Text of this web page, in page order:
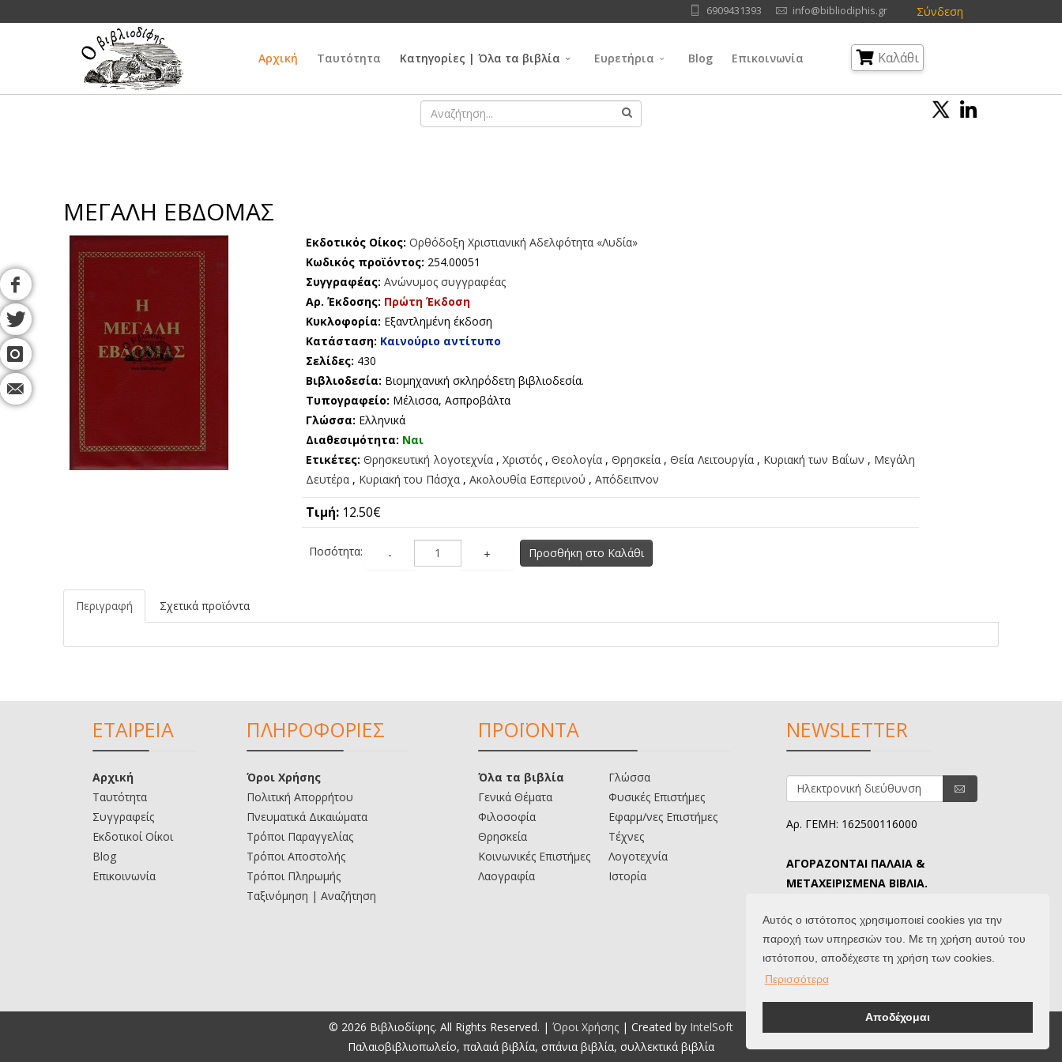
Αυτός ο ιστότοπος χρησιμοποιεί cookies για την
παροχή των υπηρεσιών του. Με τη χρήση αυτού του
ιστότοπου, αποδέχεστε τη χρήση των cookies.
Περισσότερα
Αποδέχομαι
Σύνδεση
6909431393 info@bibliodiphis.gr
Αρχική Ταυτότητα Κατηγορίες | Όλα τα βιβλία Ευρετήρια Blog Επικοινωνία Καλάθι
ΜΕΓΑΛΗ ΕΒΔΟΜΑΣ
Εκδοτικός Οίκος: Ορθόδοξη Χριστιανική Αδελφότητα «Λυδία»
Κωδικός προϊόντος: 254.00051
Συγγραφέας:Ανώνυμος συγγραφέας
Αρ. Έκδοσης: Πρώτη Έκδοση
Κυκλοφορία: Εξαντλημένη έκδοση
Κατάσταση: Καινούριο αντίτυπο
Σελίδες: 430
Βιβλιοδεσία: Βιομηχανική σκληρόδετη βιβλιοδεσία.
Τυπογραφείο: Μέλισσα, Ασπροβάλτα
Γλώσσα: Ελληνικά
Διαθεσιμότητα: Ναι
Ετικέτες: Θρησκευτική λογοτεχνία, Χριστός, Θεολογία ,Θρησκεία ,Θεία Λειτουργία, Κυριακή των Βαΐων , Μεγάλη
Δευτέρα , Κυριακή του Πάσχα ,Ακολουθία Εσπερινού ,Απόδειπνον
Τιμή: 12.50€
Ποσότητα: - + Προσθήκη στο Καλάθι
Περιγραφή Σχετικά προϊόντα
ΕΤΑΙΡΕΙΑ
Αρχική
Ταυτότητα
Συγγραφείς
Εκδοτικοί Οίκοι
Blog
Επικοινωνία
ΠΛΗΡΟΦΟΡΙΕΣ
Όροι Χρήσης
Πολιτική Απορρήτου
Πνευματικά Δικαιώματα
Τρόποι Παραγγελίας
Τρόποι Αποστολής
Τρόποι Πληρωμής
Ταξινόμηση | Αναζήτηση
ΠΡΟΪΟΝΤΑ
Όλα τα βιβλία
Γενικά Θέματα
Φιλοσοφία
Θρησκεία
Κοινωνικές Επιστήμες
Λαογραφία
Γλώσσα
Φυσικές Επιστήμες
Εφαρμ/νες Επιστήμες
Τέχνες
Λογοτεχνία
Ιστορία
NEWSLETTER
Αρ. ΓΕΜΗ: 162500116000
ΑΓΟΡΑΖΟΝΤΑΙ ΠΑΛΑΙΑ &
ΜΕΤΑΧΕΙΡΙΣΜΕΝΑ ΒΙΒΛΙΑ.
© 2026 Βιβλιοδίφης. All Rights Reserved. | Όροι Χρήσης | Created by IntelSoft
Παλαιοβιβλιοπωλείο, παλαιά βιβλία, σπάνια βιβλία, συλλεκτικά βιβλία